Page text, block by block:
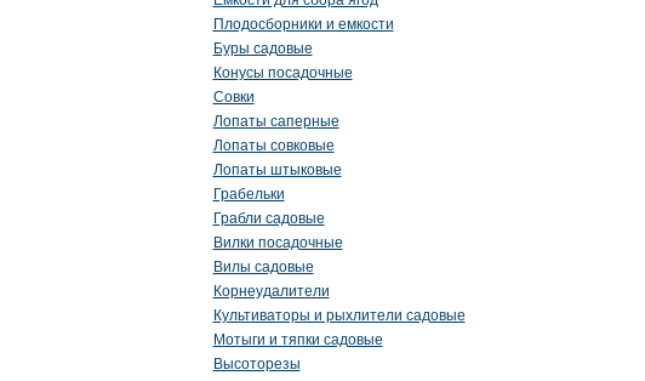
Плодосборники и емкости
Буры садовые
Конусы посадочные
Совки
Лопаты саперные
Лопаты совковые
Лопаты штыковые
Грабельки
Грабли садовые
Вилки посадочные
Вилы садовые
Корнеудалители
Культиваторы и рыхлители садовые
Мотыги и тяпки садовые
Высоторезы